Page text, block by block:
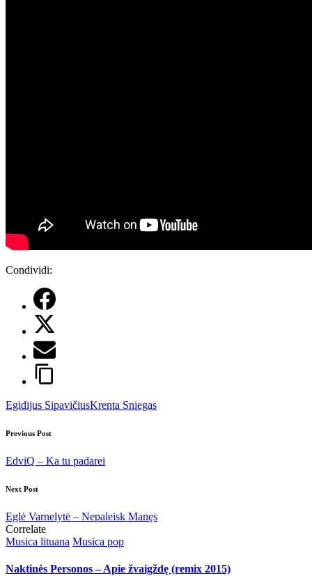
Condividi:
Tags:
Egidijus SipavičiusKrenta Sniegas
Post
navigation
Previous Post
EdviQ – Ka tu padarei
Next Post
Eglė Varnelytė – Nepaleisk Manęs
Correlate
Posted
Musica lituana Musica pop
Naktinės Personos – Apie žvaigždę (remix 2015)